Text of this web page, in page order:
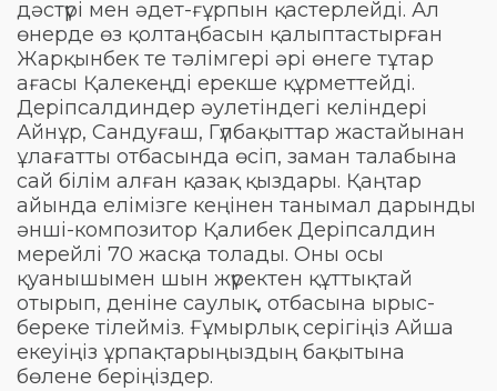
дәстүрі мен әдет-ғұрпын қастерлейді. Ал
өнерде өз қолтаңбасын қалыптастырған
Жарқынбек те тәлімгері әрі өнеге тұтар
ағасы Қалекеңді ерекше құрметтейді.
Деріпсалдиндер әулетіндегі келіндері
Айнұр, Сандуғаш, Гүлбақыттар жастайынан
ұлағатты отбасында өсіп, заман талабына
сай білім алған қазақ қыздары. Қаңтар
айында елімізге кеңінен танымал дарынды
әнші-композитор Қалибек Деріпсалдин
мерейлі 70 жасқа толады. Оны осы
қуанышымен шын жүректен құттықтай
отырып, деніне саулық, отбасына ырыс-
береке тілейміз. Ғұмырлық серігіңіз Айша
екеуіңіз ұрпақтарыңыздың бақытына
бөлене беріңіздер.